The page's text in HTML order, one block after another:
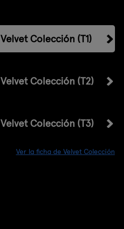
Velvet Colección (T1)
Velvet Colección (T2)
Velvet Colección (T3)
Ver la ficha de Velvet Colección